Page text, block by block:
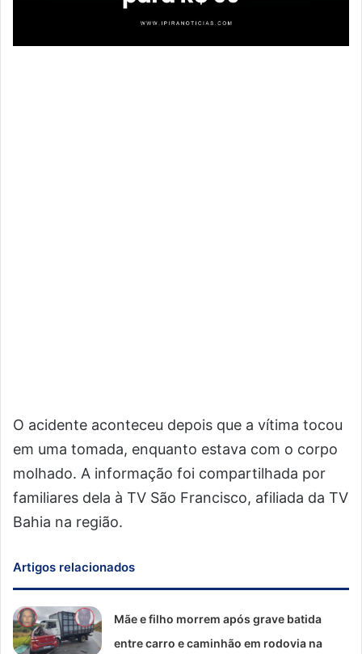
O acidente aconteceu depois que a vítima tocou
em uma tomada, enquanto estava com o corpo
molhado. A informação foi compartilhada por
familiares dela à TV São Francisco, afiliada da TV
Bahia na região.
Artigos relacionados
Mãe e filho morrem após grave batida
entre carro e caminhão em rodovia na